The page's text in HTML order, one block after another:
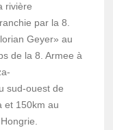
rivière
par la 8.
Geyer» au
de la 8. Armee à
sud-ouest de
et 150km au